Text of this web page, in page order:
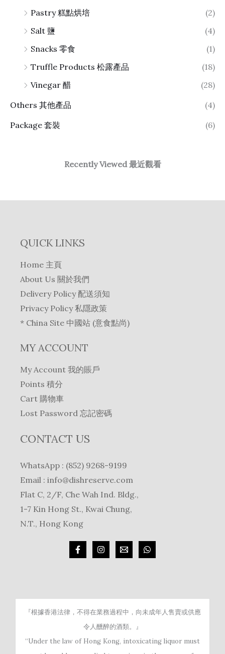
Pastry 糕點烘培
(2)
Salt 鹽
(4)
Snacks 零食
(1)
Truffle Products 松露產品
(18)
Vinegar 醋
(28)
Others 其他產品
(4)
Package 套裝
(6)
Recently Viewed 最近觀看
QUICK LINKS
Home 主頁
About Us 關於我們
Delivery Policy 配送須知
Privacy Policy 私隱政策
* China Site 中國站 (意食點尚)
MY ACCOUNT
My Account 我的賬戶
Points 積分
Cart 購物車
Lost Password 忘記密碼
CONTACT US
WhatsApp : (852) 9268-9199
Email : info@dishreserve.com
Flat C, 2/F, Che Wah Ind. Bldg.,
1-7 Kin Hong St., Kwai Chung,
N.T., Hong Kong
『根據香港法律，不得在業務過程中，向未成年人售賣或供應
令人醺醉的酒類。』
“Under the law of Hong Kong, intoxicating liquor must